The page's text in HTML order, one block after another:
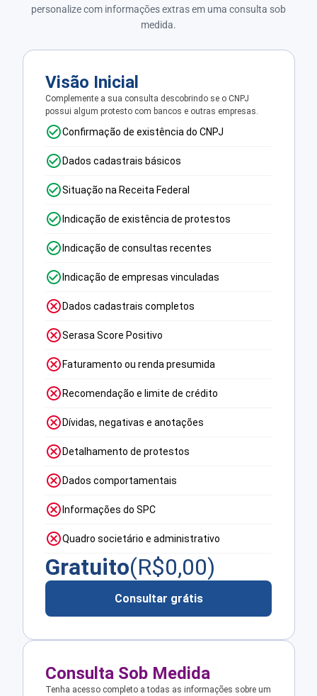
personalize com informações extras em uma consulta sob
medida.
Visão Inicial
Complemente a sua consulta descobrindo se o CNPJ
possui algum protesto com bancos e outras empresas.
Confirmação de existência do CNPJ
Dados cadastrais básicos
Situação na Receita Federal
Indicação de existência de protestos
Indicação de consultas recentes
Indicação de empresas vinculadas
Dados cadastrais completos
Serasa Score Positivo
Faturamento ou renda presumida
Recomendação e limite de crédito
Dívidas, negativas e anotações
Detalhamento de protestos
Dados comportamentais
Informações do SPC
Quadro societário e administrativo
Gratuito(R$0,00)
Consultar grátis
Consulta Sob Medida
Tenha acesso completo a todas as informações sobre um